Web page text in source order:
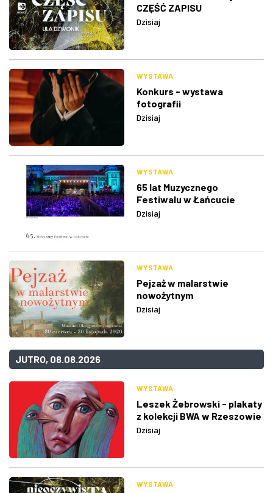
CZĘŚĆ ZAPISU
Dzisiaj
WYSTAWA
Konkurs - wystawa
fotografii
Dzisiaj
WYSTAWA
65 lat Muzycznego
Festiwalu w Łańcucie
Dzisiaj
WYSTAWA
Pejzaż w malarstwie
nowożytnym
Dzisiaj
JUTRO, 08.08.2026
WYSTAWA
Leszek Żebrowski - plakaty
z kolekcji BWA w Rzeszowie
Dzisiaj
WYSTAWA